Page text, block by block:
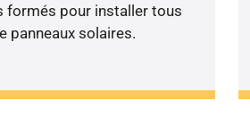
formés pour installer tous
panneaux solaires.